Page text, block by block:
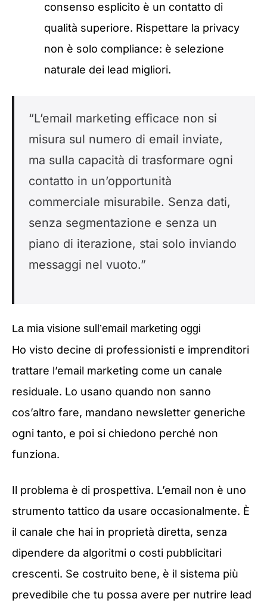
consenso esplicito è un contatto di
qualità superiore. Rispettare la privacy
non è solo compliance: è selezione
naturale dei lead migliori.
“L’email marketing efficace non si
misura sul numero di email inviate,
ma sulla capacità di trasformare ogni
contatto in un’opportunità
commerciale misurabile. Senza dati,
senza segmentazione e senza un
piano di iterazione, stai solo inviando
messaggi nel vuoto.”
La mia visione sull’email marketing oggi
Ho visto decine di professionisti e imprenditori
trattare l’email marketing come un canale
residuale. Lo usano quando non sanno
cos’altro fare, mandano newsletter generiche
ogni tanto, e poi si chiedono perché non
funziona.
Il problema è di prospettiva. L’email non è uno
strumento tattico da usare occasionalmente. È
il canale che hai in proprietà diretta, senza
dipendere da algoritmi o costi pubblicitari
crescenti. Se costruito bene, è il sistema più
prevedibile che tu possa avere per nutrire lead